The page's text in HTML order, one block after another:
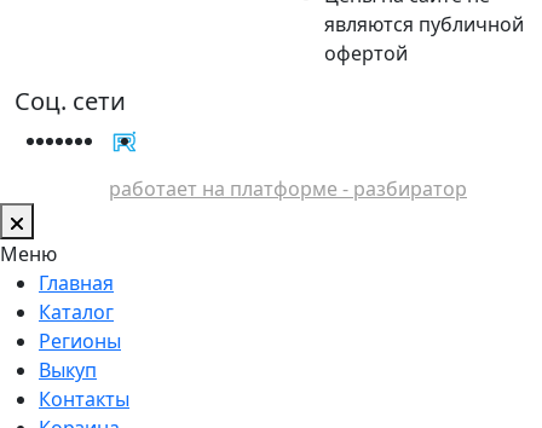
являются публичной
офертой
Соц. сети
работает на платформе - разбиратор
Меню
Главная
Каталог
Регионы
Выкуп
Контакты